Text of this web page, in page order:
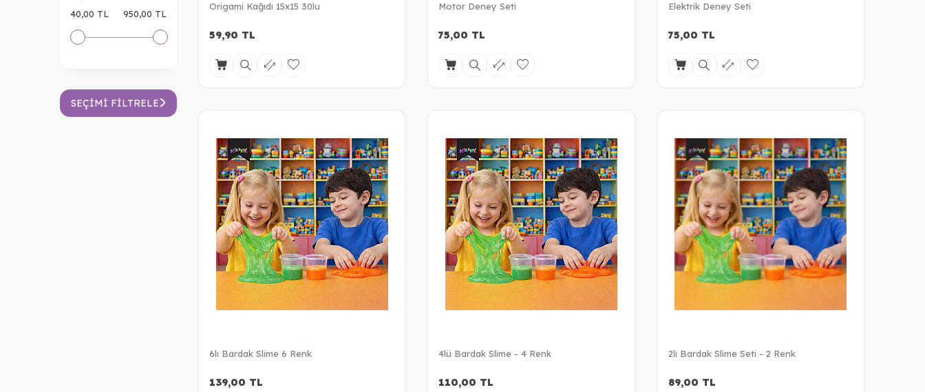
40,00 TL 950,00 TL
SEÇIMI FILTRELE
Origami Kağıdı 15x15 30lu
59,90 TL
Motor Deney Seti
75,00 TL
Elektrik Deney Seti
75,00 TL
6lı Bardak Slime 6 Renk
139,00 TL
4lü Bardak Slime - 4 Renk
110,00 TL
2li Bardak Slime Seti - 2 Renk
89,00 TL